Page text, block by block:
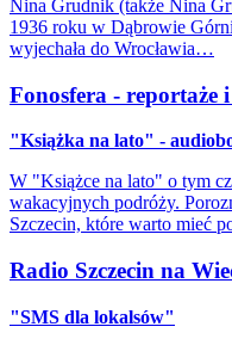
Nina Grudnik (także Nina
1936 roku w Dąbrowie
wyjechała do Wrocławia…
Fonosfera - reportaże i
"Książka na lato" -
W "Książce na lato" o tym
wakacyjnych podróży.
Szczecin, które warto mieć
Radio Szczecin na
"SMS dla lokalsów"